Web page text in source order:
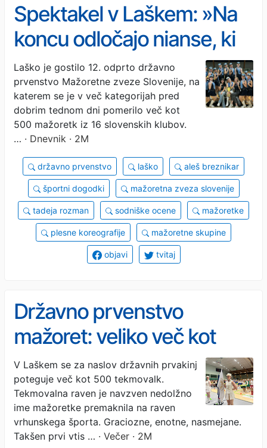
Spektakel v Laškem: »Na
koncu odločajo nianse, ki
jih opazimo le sodniki«
Laško je gostilo 12. odprto državno
prvenstvo Mažoretne zveze Slovenije, na
katerem se je v več kategorijah pred
dobrim tednom dni pomerilo več kot
500 mažoretk iz 16 slovenskih klubov.
… · Dnevnik · 2M
državno prvenstvo laško aleš breznikar
športni dogodki mažoretna zveza slovenije
tadeja rozman sodniške ocene mažoretke
plesne koreografije mažoretne skupine
objavi tvitaj
Državno prvenstvo
mažoret: veliko več kot
korakanje in vrtenje palic
V Laškem se za naslov državnih prvakinj
poteguje več kot 500 tekmovalk.
Tekmovalna raven je navzven nedolžno
ime mažoretke premaknila na raven
vrhunskega športa. Graciozne, enotne, nasmejane.
Takšen prvi vtis … · Večer · 2M